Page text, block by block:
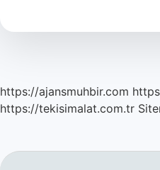
Ne
https://ajansmuhbir.com
https://tekisimalat.com.tr